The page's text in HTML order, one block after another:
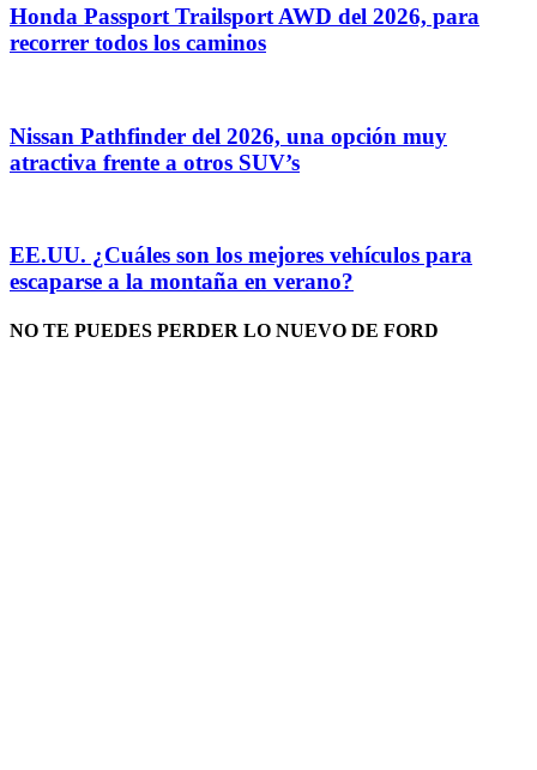
Honda Passport Trailsport AWD del 2026, para
recorrer todos los caminos
Nissan Pathfinder del 2026, una opción muy
atractiva frente a otros SUV’s
EE.UU. ¿Cuáles son los mejores vehículos para
escaparse a la montaña en verano?
NO TE PUEDES PERDER LO NUEVO DE FORD